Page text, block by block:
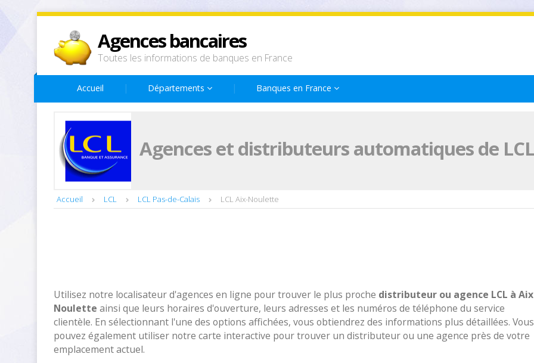
Agences bancaires
Toutes les informations de banques en France
Accueil Départements Banques en France
Agences et distributeurs automatiques de
Accueil LCL LCL Pas-de-Calais LCL Aix-Noulette
Utilisez notre localisateur d'agences en ligne pour trouver le plus proche distributeur ou agence LCL à
Noulette ainsi que leurs horaires d'ouverture, leurs adresses et les numéros de téléphone du service
clientèle. En sélectionnant l'une des options affichées, vous obtiendrez des informations plus détaillées. Vous
pouvez également utiliser notre carte interactive pour trouver un distributeur ou une agence près de votre
emplacement actuel.